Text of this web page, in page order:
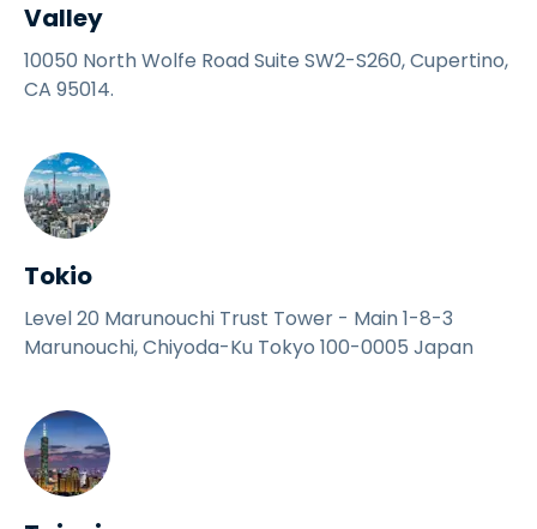
Valley
10050 North Wolfe Road Suite SW2-S260, Cupertino,
CA 95014.
Tokio
Level 20 Marunouchi Trust Tower - Main 1-8-3
Marunouchi, Chiyoda-Ku Tokyo 100-0005 Japan